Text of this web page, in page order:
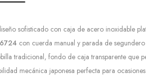
sofisticado con caja de acero inoxidable
con cuerda manual y parada de
tradicional, fondo de caja transparente que
mecánica japonesa perfecta para